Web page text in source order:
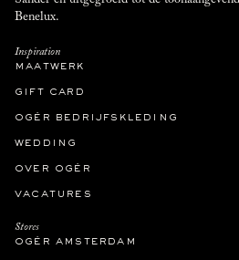
Benelux.
Inspiration
maatwerk
gift card
ogér bedrijfskleding
wedding
over ogér
vacatures
Stores
ogér amsterdam